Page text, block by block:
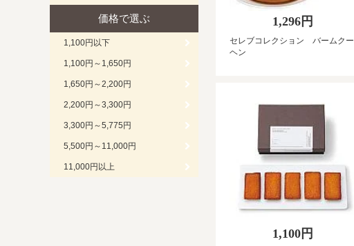
1,296円
セレブコレクション バームクー
ヘン
1,100円
価格で選ぶ
1,100円以下
1,100円～1,650円
1,650円～2,200円
2,200円～3,300円
3,300円～5,775円
5,500円～11,000円
11,000円以上